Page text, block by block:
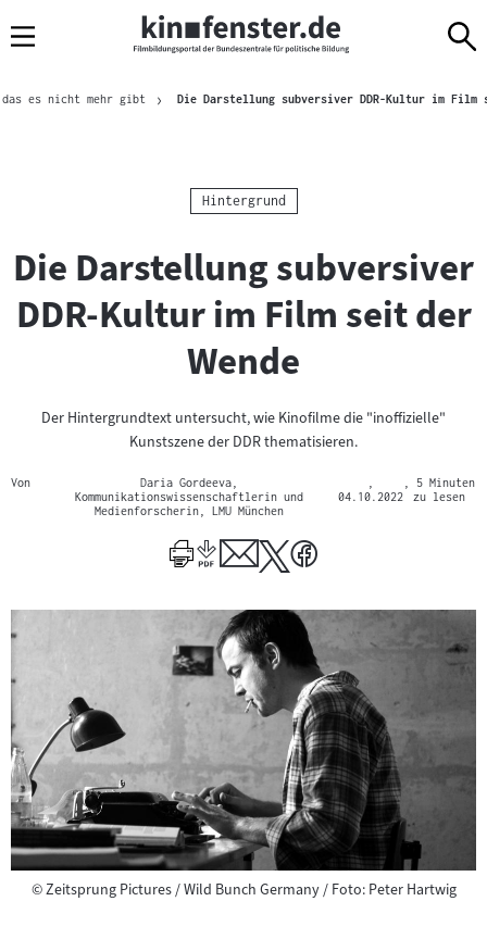
Navigation
zum
zur
amBrotkrümelnavigation
es nicht mehr gibt Die Darstellung subversiver DDR-Kultur im Film
Kategorie:
Hintergrund
Die Darstellung subversiver
DDR-Kultur im Film seit der
Wende
Der Hintergrundtext untersucht, wie Kinofilme die "inoffizielle"
Kunstszene der DDR thematisieren.
Von
Daria Gordeeva,
Kommunikationswissenschaftlerin und
Medienforscherin, LMU München
04.10.2022
, 5 Minuten
zu lesen
©Copyright
Zeitsprung Pictures / Wild Bunch Germany / Foto: Peter Hartwig